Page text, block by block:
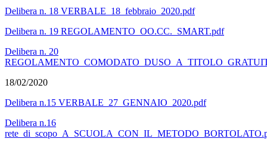
Delibera n. 18 VERBALE_18_febbraio_2020.pdf
Delibera n. 19 REGOLAMENTO_OO.CC._SMART.pdf
Delibera n. 20
18/02/2020
Delibera n.15 VERBALE_27_GENNAIO_2020.pdf
Delibera n.16